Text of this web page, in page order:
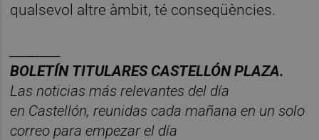
qualsevol altre àmbit, té conseqüències.
BOLETÍNTITULARES CASTELLÓNPLAZA.
Las noticias más relevantes del día
en Castellón, reunidas cada mañana en un solo
correo para empezar el día